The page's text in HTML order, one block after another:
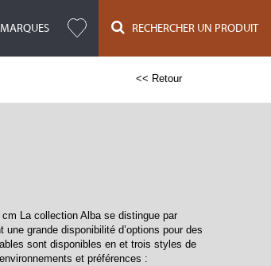
RECHERCHER UN PRODUIT
<< Retour
La collection Alba se distingue par
grande disponibilité d’options pour des
sont disponibles en et trois styles de
et préférences :